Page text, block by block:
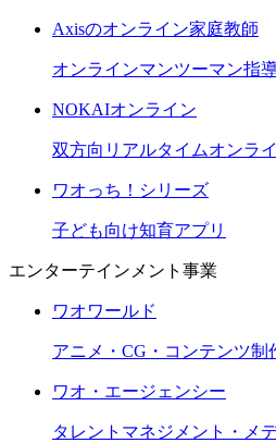
Axisのオンライン家庭教師
オンラインマンツーマン指
NOKAIオンライン
双方向リアルタイムオンラ
ワオっち！シリーズ
子ども向け知育アプリ
エンターテインメント事業
ワオワールド
アニメ・CG・コンテンツ制
ワオ・エージェンシー
タレントマネジメント・メ